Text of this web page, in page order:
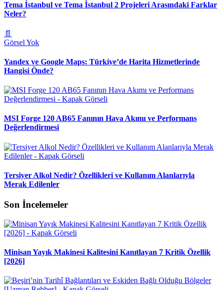
Tema İstanbul ve Tema İstanbul 2 Projeleri Arasındaki Farklar
Neler?
📄
Görsel Yok
Yandex ve Google Maps: Türkiye’de Harita Hizmetlerinde
Hangisi Önde?
MSI Forge 120 AB65 Fanının Hava Akımı ve Performans
Değerlendirmesi
Tersiyer Alkol Nedir? Özellikleri ve Kullanım Alanlarıyla
Merak Edilenler
Son İncelemeler
Minisan Yayık Makinesi Kalitesini Kanıtlayan 7 Kritik Özellik
[2026]